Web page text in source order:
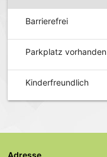
Barrierefrei
Parkplatz vorhanden
Kinderfreundlich
Adresse